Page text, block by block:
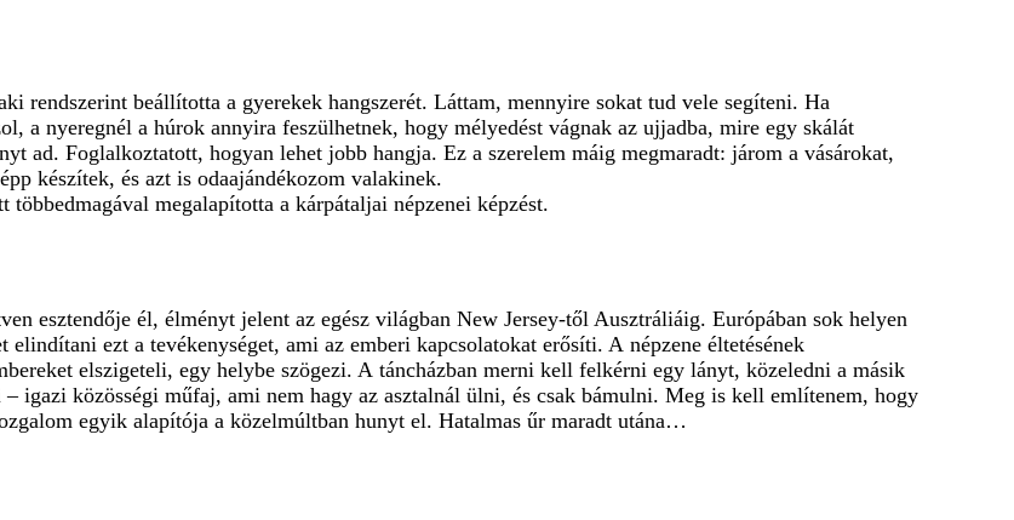
rendszerint beállította a gyerekek hangszerét. Láttam, mennyire sokat tud vele segíteni. Ha
a nyeregnél a húrok annyira feszülhetnek, hogy mélyedést vágnak az ujjadba, mire egy skálát
ad. Foglalkoztatott, hogyan lehet jobb hangja. Ez a szerelem máig megmaradt: járom a vásárokat,
készítek, és azt is odaajándékozom valakinek.
megalapította a kárpátaljai népzenei képzést.
esztendője él, élményt jelent az egész világban New Jersey-től Ausztráliáig. Európában sok helyen
ezt a tevékenységet, ami az emberi kapcsolatokat erősíti. A népzene éltetésének
elszigeteli, egy helybe szögezi. A táncházban merni kell felkérni egy lányt, közeledni a másik
igazi közösségi műfaj, ami nem hagy az asztalnál ülni, és csak bámulni. Meg is kell említenem, hogy
egyik alapítója a közelmúltban hunyt el. Hatalmas űr maradt utána…